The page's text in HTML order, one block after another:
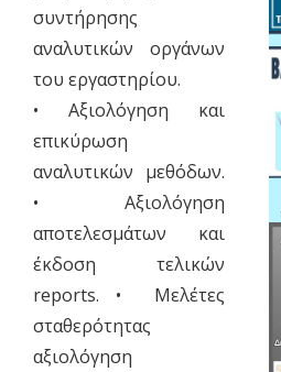
συντήρησης
αναλυτικών οργάνων
του εργαστηρίου.
• Αξιολόγηση και
επικύρωση
αναλυτικών μεθόδων.
• Αξιολόγηση
αποτελεσμάτων και
έκδοση τελικών
reports. • Μελέτες
σταθερότητας
αξιολόγηση